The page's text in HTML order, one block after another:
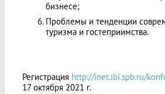
бизнесе;
Проблемы и тенденции
туризма и гостеприимства.
Регистрация http://inet.ibi.spb.ru/
17 октября 2021 г.